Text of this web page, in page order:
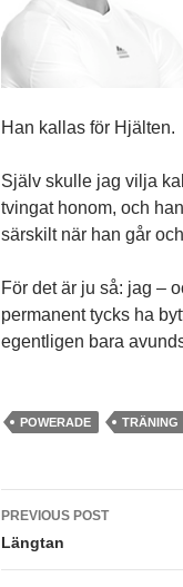
Han kallas för Hjälten.
Själv skulle jag vilja
tvingat honom, och
särskilt när han går
För det är ju så: jag –
permanent tycks ha
egentligen bara
POWERADE TRÄNING
Post
navigation
PREVIOUS POST
Längtan